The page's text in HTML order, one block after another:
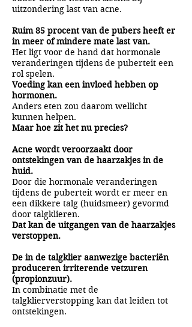
uitzondering last van acne.
Ruim 85 procent van de pubers heeft er
in meer of mindere mate last van.
Het ligt voor de hand dat hormonale
veranderingen tijdens de puberteit een
rol spelen.
Voeding kan een invloed hebben op
hormonen.
Anders eten zou daarom wellicht
kunnen helpen.
Maar hoe zit het nu precies?
Acne wordt veroorzaakt door
ontstekingen van de haarzakjes in de
huid.
Door die hormonale veranderingen
tijdens de puberteit wordt er meer en
een dikkere talg (huidsmeer) gevormd
door talgklieren.
Dat kan de uitgangen van de haarzakjes
verstoppen.
De in de talgklier aanwezige bacteriën
produceren irriterende vetzuren
(propionzuur).
In combinatie met de
talgklierverstopping kan dat leiden tot
ontstekingen.